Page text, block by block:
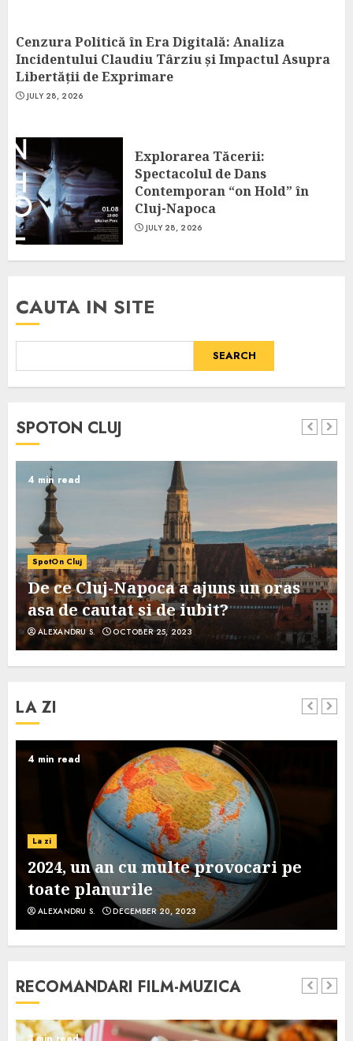
Cenzura Politică în Era Digitală: Analiza
Incidentului Claudiu Târziu și Impactul Asupra
Libertății de Exprimare
JULY 28, 2026
Explorarea Tăcerii:
Spectacolul de Dans
Contemporan “on Hold” în
Cluj-Napoca
JULY 28, 2026
CAUTA IN SITE
SEARCH
SPOTON CLUJ
4 min read
SpotOn Cluj
De ce Cluj-Napoca a ajuns un oras
asa de cautat si de iubit?
ALEXANDRU S. OCTOBER 25, 2023
LA ZI
4 min read
La zi
2024, un an cu multe provocari pe
toate planurile
ALEXANDRU S. DECEMBER 20, 2023
RECOMANDARI FILM-MUZICA